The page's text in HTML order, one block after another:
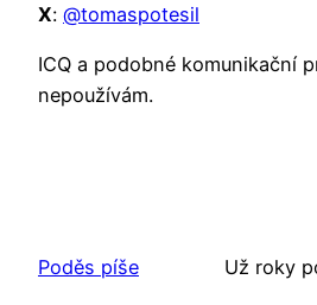
X: @tomaspotesil
ICQ a podobné komunikační
nepoužívám.
Poděs píše Už roky